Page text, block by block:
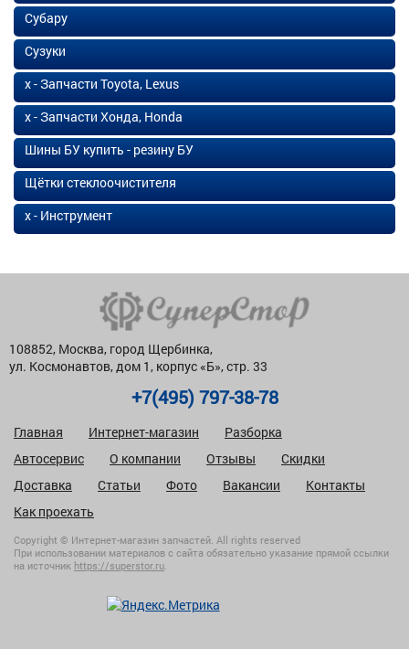
Субару
Сузуки
х - Запчасти Toyota, Lexus
х - Запчасти Хонда, Honda
Шины БУ купить - резину БУ
Щётки стеклоочистителя
х - Инструмент
108852, Москва, город Щербинка,
ул. Космонавтов, дом 1, корпус «Б», стр. 33
+7(495) 797-38-78
Главная Интернет-магазин
Разборка
Автосервис
О компании Отзывы
Скидки
Доставка
Статьи Фото Вакансии
Контакты
Как проехать
Copyright © Интернет-магазин запчастей. All rights reserved
При использовании материалов с сайта обязательно указание прямой ссылки
на источник https://superstor.ru.